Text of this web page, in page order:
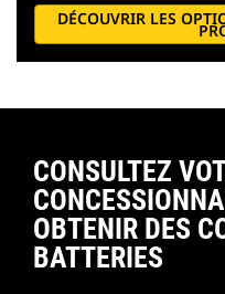
DÉCOUVRIR LES
CONSULTEZ
OBTENIR DES
BATTERIES